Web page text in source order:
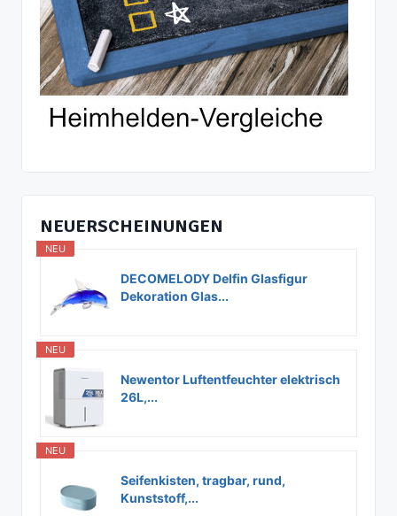
NEUERSCHEINUNGEN
NEU
DECOMELODY Delfin Glasfigur
Dekoration Glas...
NEU
Newentor Luftentfeuchter elektrisch
26L,...
NEU
Seifenkisten, tragbar, rund,
Kunststoff,...